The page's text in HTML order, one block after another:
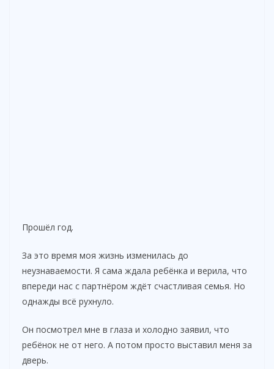
Прошёл год.
За это время моя жизнь изменилась до
неузнаваемости. Я сама ждала ребёнка и верила, что
впереди нас с партнёром ждёт счастливая семья. Но
однажды всё рухнуло.
Он посмотрел мне в глаза и холодно заявил, что
ребёнок не от него. А потом просто выставил меня за
дверь.